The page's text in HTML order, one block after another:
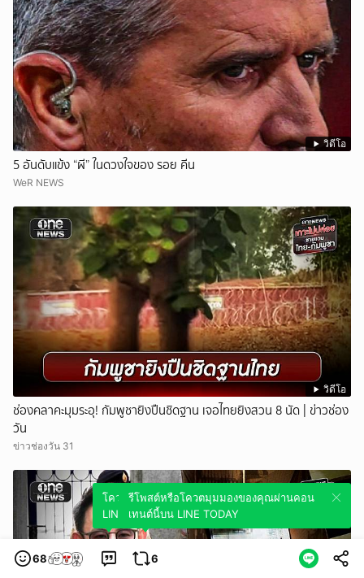
วิดีโอ
5 อันดับแข้ง “ผี” ในดวงใจของ รอย คีน
WeR NEWS
วิดีโอ
ช่องคลาคะมุมระอุ! กัมพูชายิงปืนชิดฐาน เจอไทยยิงสวน 8 นัด | ข่าวช่อง
วัน
ข่าวช่องวัน 31
68
โควตมุมมองของคุณผ่านคอนเทนต์นี้บน
LINE TODAY
6
รีโพสต์หรือโควตมุมมองของคุณผ่านคอน
เทนต์นี้บน LINE TODAY